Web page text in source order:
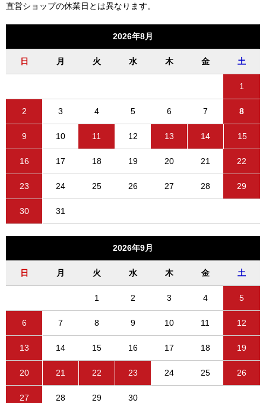
直営ショップの休業日とは異なります。
2026年8月
日 月 火 水 木 金 土
1
2 3 4 5 6 7 8
9 10 11 12 13 14 15
16 17 18 19 20 21 22
23 24 25 26 27 28 29
30 31
2026年9月
日 月 火 水 木 金 土
1 2 3 4 5
6 7 8 9 10 11 12
13 14 15 16 17 18 19
20 21 22 23 24 25 26
27 28 29 30